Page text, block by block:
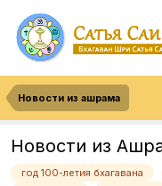
Новости из ашрама
Новости из
год 100-летия бхагавана